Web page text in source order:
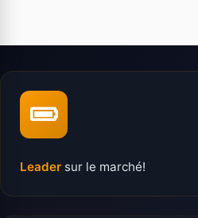
Leader sur le marché!